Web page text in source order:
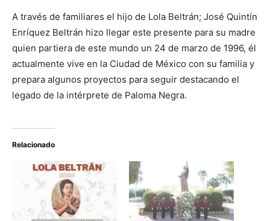
A través de familiares el hijo de Lola Beltrán; José Quintín
Enríquez Beltrán hizo llegar este presente para su madre
quien partiera de este mundo un 24 de marzo de 1996, él
actualmente vive en la Ciudad de México con su familia y
prepara algunos proyectos para seguir destacando el
legado de la intérprete de Paloma Negra.
Relacionado